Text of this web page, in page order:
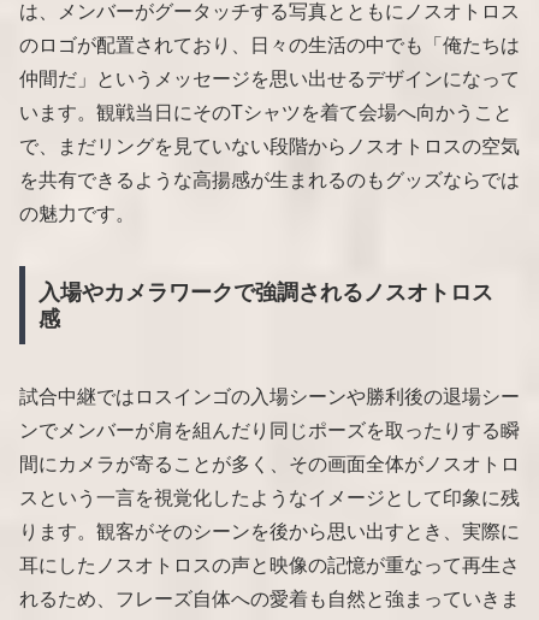
は、メンバーがグータッチする写真とともにノスオトロス
のロゴが配置されており、日々の生活の中でも「俺たちは
仲間だ」というメッセージを思い出せるデザインになって
います。観戦当日にそのTシャツを着て会場へ向かうこと
で、まだリングを見ていない段階からノスオトロスの空気
を共有できるような高揚感が生まれるのもグッズならでは
の魅力です。
入場やカメラワークで強調されるノスオトロス
感
試合中継ではロスインゴの入場シーンや勝利後の退場シー
ンでメンバーが肩を組んだり同じポーズを取ったりする瞬
間にカメラが寄ることが多く、その画面全体がノスオトロ
スという一言を視覚化したようなイメージとして印象に残
ります。観客がそのシーンを後から思い出すとき、実際に
耳にしたノスオトロスの声と映像の記憶が重なって再生さ
れるため、フレーズ自体への愛着も自然と強まっていきま